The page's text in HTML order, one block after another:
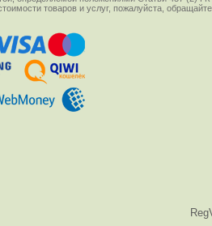
товаров и услуг, пожалуйста,